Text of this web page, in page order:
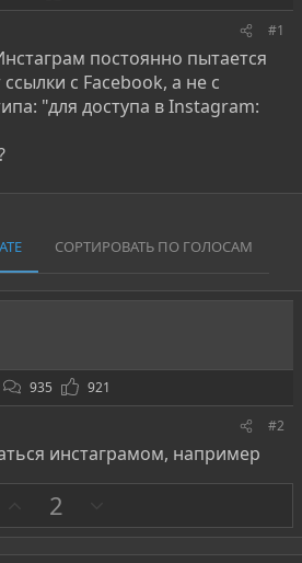
#1
постоянно пытается
с Facebook, а не с
"для доступа в Instagram:
СОРТИРОВАТЬ ПО ГОЛОСАМ
935
921
#2
инстаграмом, например
а
2
р
о